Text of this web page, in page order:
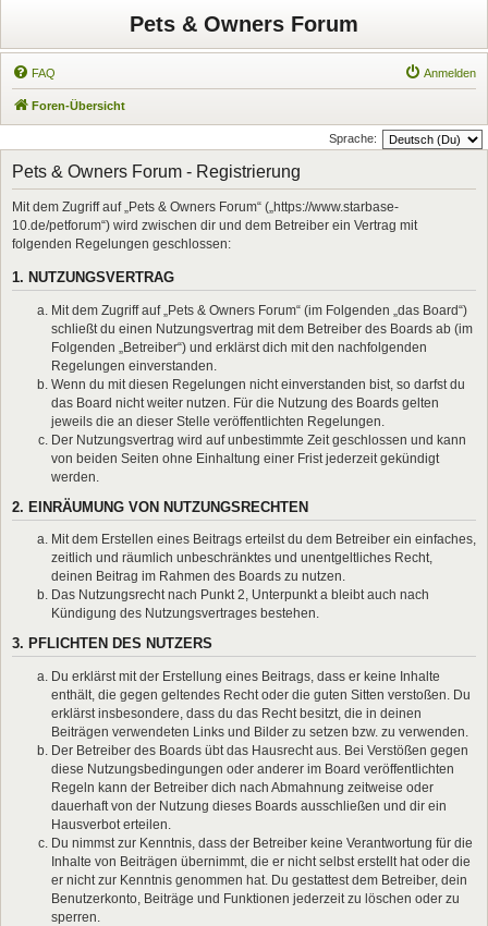
Pets & Owners Forum
FAQ Anmelden
Foren-Übersicht
Sprache:
Pets & Owners Forum - Registrierung
Mit dem Zugriff auf „Pets & Owners Forum“ („https://www.starbase-
10.de/petforum“) wird zwischen dir und dem Betreiber ein Vertrag mit
folgenden Regelungen geschlossen:
1. NUTZUNGSVERTRAG
Mit dem Zugriff auf „Pets & Owners Forum“ (im Folgenden „das Board“)
schließt du einen Nutzungsvertrag mit dem Betreiber des Boards ab (im
Folgenden „Betreiber“) und erklärst dich mit den nachfolgenden
Regelungen einverstanden.
Wenn du mit diesen Regelungen nicht einverstanden bist, so darfst du
das Board nicht weiter nutzen. Für die Nutzung des Boards gelten
jeweils die an dieser Stelle veröffentlichten Regelungen.
Der Nutzungsvertrag wird auf unbestimmte Zeit geschlossen und kann
von beiden Seiten ohne Einhaltung einer Frist jederzeit gekündigt
werden.
2. EINRÄUMUNG VON NUTZUNGSRECHTEN
Mit dem Erstellen eines Beitrags erteilst du dem Betreiber ein einfaches,
zeitlich und räumlich unbeschränktes und unentgeltliches Recht,
deinen Beitrag im Rahmen des Boards zu nutzen.
Das Nutzungsrecht nach Punkt 2, Unterpunkt a bleibt auch nach
Kündigung des Nutzungsvertrages bestehen.
3. PFLICHTEN DES NUTZERS
Du erklärst mit der Erstellung eines Beitrags, dass er keine Inhalte
enthält, die gegen geltendes Recht oder die guten Sitten verstoßen. Du
erklärst insbesondere, dass du das Recht besitzt, die in deinen
Beiträgen verwendeten Links und Bilder zu setzen bzw. zu verwenden.
Der Betreiber des Boards übt das Hausrecht aus. Bei Verstößen gegen
diese Nutzungsbedingungen oder anderer im Board veröffentlichten
Regeln kann der Betreiber dich nach Abmahnung zeitweise oder
dauerhaft von der Nutzung dieses Boards ausschließen und dir ein
Hausverbot erteilen.
Du nimmst zur Kenntnis, dass der Betreiber keine Verantwortung für die
Inhalte von Beiträgen übernimmt, die er nicht selbst erstellt hat oder die
er nicht zur Kenntnis genommen hat. Du gestattest dem Betreiber, dein
Benutzerkonto, Beiträge und Funktionen jederzeit zu löschen oder zu
sperren.